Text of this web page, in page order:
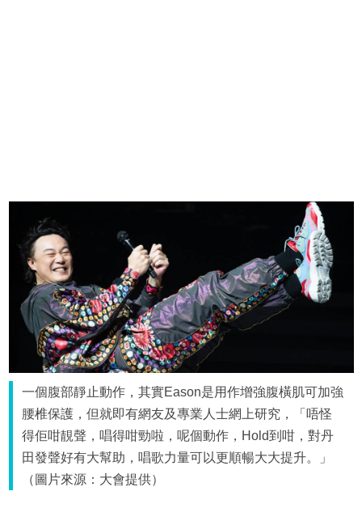
一個腹部靜止動作，其實Eason是用作增強腹橫肌可加強
腰椎保護，但就即有網友及專業人士網上研究，「唔怪
得佢咁靚聲，唱得咁勁啦，呢個動作，Hold到咁，對丹
田發聲好有大幫助，唱歌力量可以更順暢大大提升。」
（圖片來源：大會提供）